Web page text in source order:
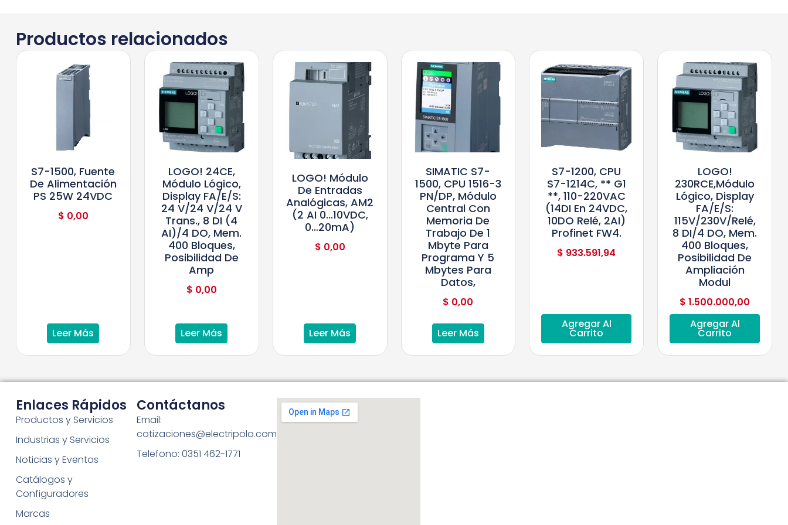
Productos relacionados
S7-1500, Fuente
De Alimentación
PS 25W 24VDC
$ 0,00
Leer Más
LOGO! 24CE,
Módulo Lógico,
Display FA/E/S:
24 V/24 V/24 V
Trans., 8 DI (4
AI)/4 DO, Mem.
400 Bloques,
Posibilidad De
Amp
$ 0,00
Leer Más
LOGO! Módulo
De Entradas
Analógicas, AM2
(2 AI 0…10VDC,
0…20mA)
$ 0,00
Leer Más
SIMATIC S7-
1500, CPU 1516-3
PN/DP, Módulo
Central Con
Memoria De
Trabajo De 1
Mbyte Para
Programa Y 5
Mbytes Para
Datos,
$ 0,00
Leer Más
S7-1200, CPU
S7-1214C, ** G1
**, 110-220VAC
(14DI En 24VDC,
10DO Relé, 2AI)
Profinet FW4.
$ 933.591,94
Agregar Al
Carrito
LOGO!
230RCE,módulo
Lógico, Display
FA/E/S:
115V/230V/relé,
8 DI/4 DO, Mem.
400 Bloques,
Posibilidad De
Ampliación
Modul
$ 1.500.000,00
Agregar Al
Carrito
Enlaces Rápidos
Productos y Servicios
Industrias y Servicios
Noticias y Eventos
Catálogos y
Configuradores
Marcas
Contáctanos
Email:
cotizaciones@electripolo.com
Telefono: 0351 462-1771